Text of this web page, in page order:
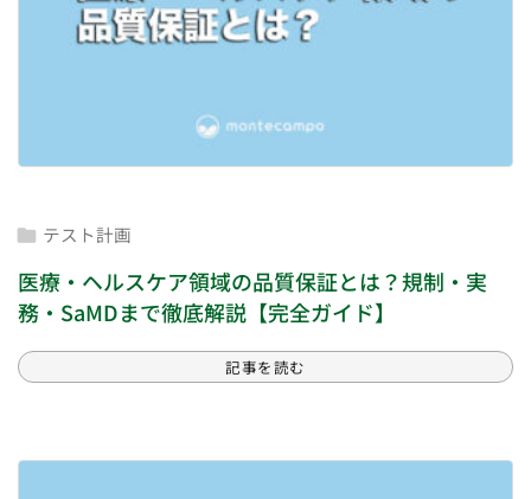
 テスト計画
医療・ヘルスケア領域の品質保証とは？規制・実
務・SaMDまで徹底解説【完全ガイド】
記事を読む